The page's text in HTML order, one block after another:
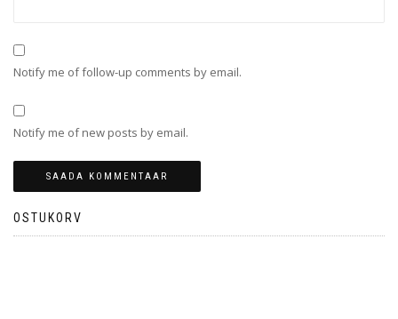
Notify me of follow-up comments by email.
Notify me of new posts by email.
OSTUKORV